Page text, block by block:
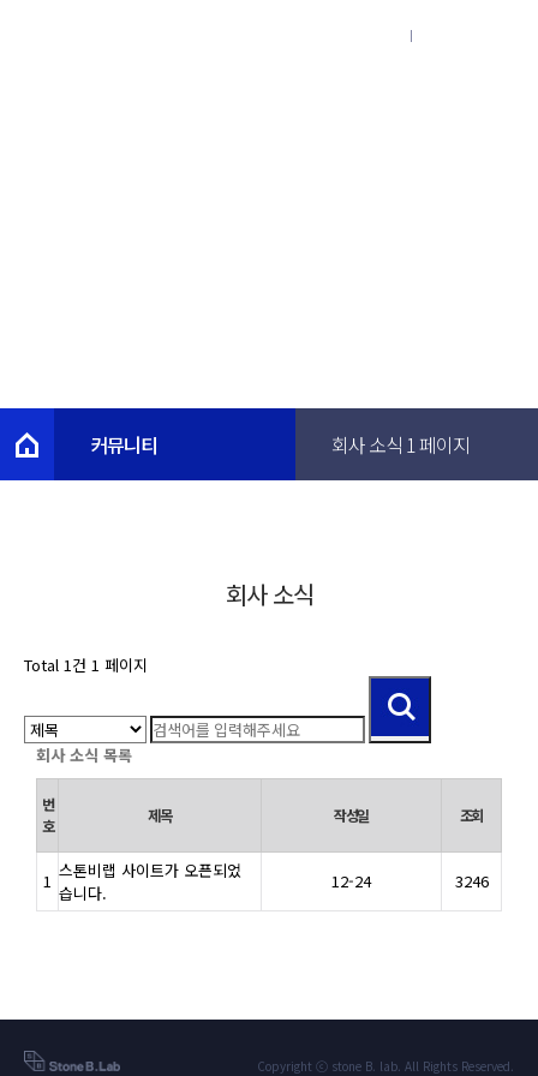
커뮤니티 회사 소식 1 페이지
회사 소식
Total 1건 1 페이지
회사 소식 목록
번
호
제목 작성일 조회
1 스톤비랩 사이트가 오픈되었
습니다.
12-24 3246
Copyright ⓒ stone B. lab. All Rights Reserved.